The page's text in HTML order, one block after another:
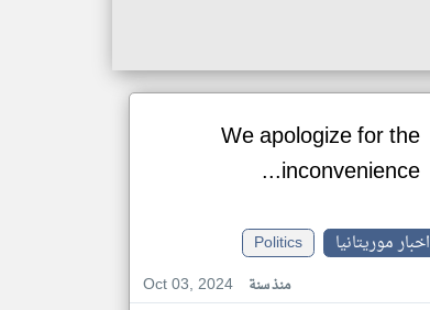
We apologize for the
inconvenience...
اخبار موريتانيا
Politics
Oct 03, 2024
منذ سنة